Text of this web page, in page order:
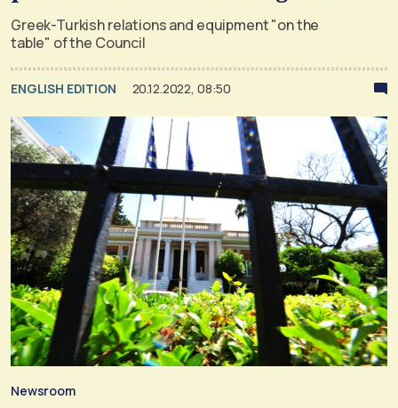
Greek-Turkish relations and equipment "on the
table" of the Council
ENGLISH EDITION 20.12.2022, 08:50
Newsroom